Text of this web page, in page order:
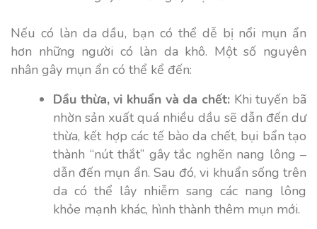
Nếu có làn da dầu, bạn có thể dễ bị nổi mụn ẩn
hơn những người có làn da khô. Một số nguyên
nhân gây mụn ẩn có thể kể đến:
Dầu thừa, vi khuẩn và da chết: Khi tuyến bã
nhờn sản xuất quá nhiều dầu sẽ dẫn đến dư
thừa, kết hợp các tế bào da chết, bụi bẩn tạo
thành “nút thắt” gây tắc nghẽn nang lông –
dẫn đến mụn ẩn. Sau đó, vi khuẩn sống trên
da có thể lây nhiễm sang các nang lông
khỏe mạnh khác, hình thành thêm mụn mới.